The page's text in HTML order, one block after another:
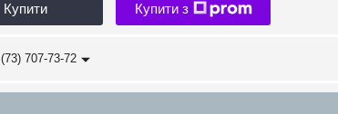
Купити Купити з
707-73-72